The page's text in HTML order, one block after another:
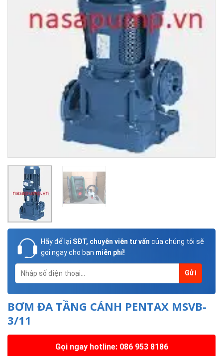
Hãy để lại SĐT, chuyên viên tư vấn của chúng tôi sẽ
gọi ngay cho bạn miễn phí!
BƠM ĐA TẦNG CÁNH PENTAX MSVB-
3/11
Gọi ngay hotline: 086 953 8186